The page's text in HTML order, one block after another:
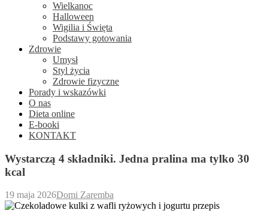
Wielkanoc
Halloween
Wigilia i Święta
Podstawy gotowania
Zdrowie
Umysł
Styl życia
Zdrowie fizyczne
Porady i wskazówki
O nas
Dieta online
E-booki
KONTAKT
Wystarczą 4 składniki. Jedna pralina ma tylko 30
kcal
19 maja 2026Domi Zaremba